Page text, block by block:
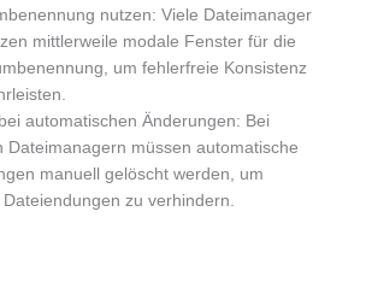
nutzen: Viele Dateimanager
mittlerweile modale Fenster für die
um fehlerfreie Konsistenz
automatischen Änderungen: Bei
Dateimanagern müssen automatische
manuell gelöscht werden, um
zu verhindern.